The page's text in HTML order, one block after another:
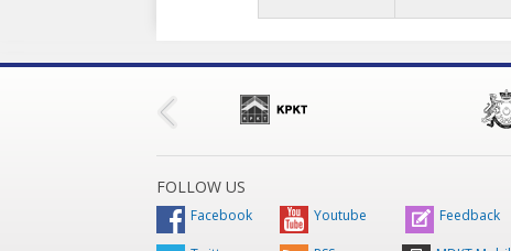
FOLLOW US
Facebook Youtube Feedback